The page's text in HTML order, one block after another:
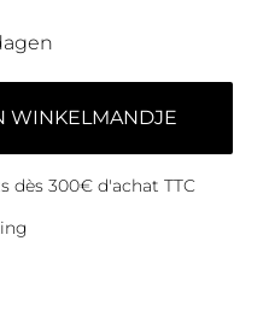
WINKELMANDJE
dès 300€ d'achat TTC